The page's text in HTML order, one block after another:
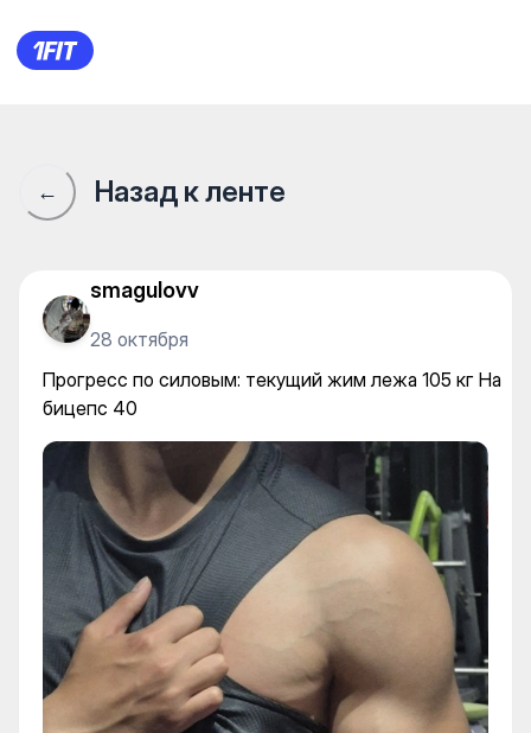
Прогресс по силовым:
← Назад к ленте
smagulovv
28 октября
Прогресс по силовым: текущий жим лежа 105 кг На
бицепс 40